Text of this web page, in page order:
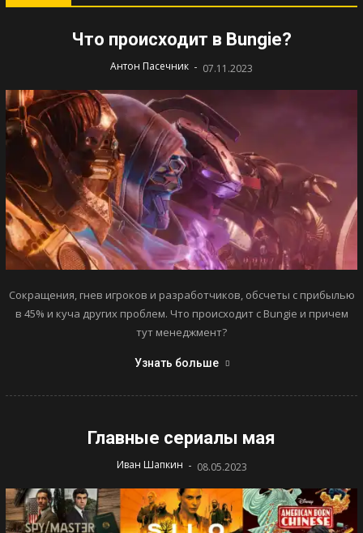
Что происходит в Bungie?
Антон Пасечник - 07.11.2023
Сокращения, гнев игроков и разработчиков, обсчеты с прибылью
в 45% и куча других проблем. Что происходит с Bungie и причем
тут менеджмент?
Узнать больше
Главные сериалы мая
Иван Шапкин - 08.05.2023